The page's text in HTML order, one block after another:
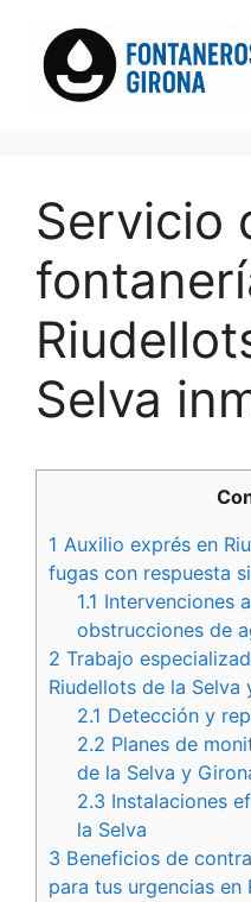
contenido
Servicio
Selva
1 Auxilio exprés en
fugas con respuesta
1.1 Intervenciones
obstrucciones de
2 Trabajo
Riudellots de la Selva
2.1 Detección y
2.2 Planes de
de la Selva y
2.3 Instalaciones
la Selva
3 Beneficios de
para tus urgencias en